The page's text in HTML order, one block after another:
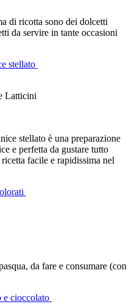
di ricotta sono dei dolcetti
da servire in tante occasioni
stellato
Latticini
stellato è una preparazione
e perfetta da gustare tutto
facile e rapidissima nel
da fare e consumare (con
e cioccolato